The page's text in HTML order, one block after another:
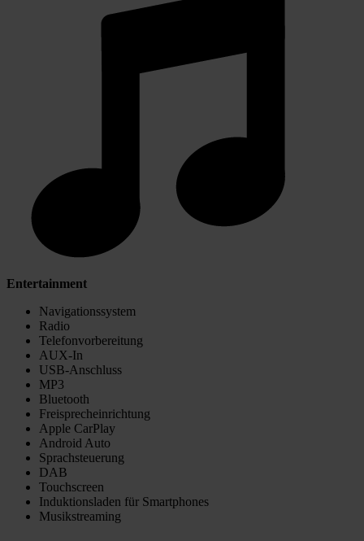
Entertainment
Navigationssystem
Radio
Telefonvorbereitung
AUX-In
USB-Anschluss
MP3
Bluetooth
Freisprecheinrichtung
Apple CarPlay
Android Auto
Sprachsteuerung
DAB
Touchscreen
Induktionsladen für Smartphones
Musikstreaming